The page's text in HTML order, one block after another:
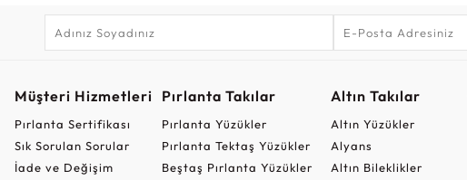
Müşteri Hizmetleri
Pırlanta Sertifikası
Sık Sorulan Sorular
İade ve Değişim
Pırlanta Takılar
Pırlanta Yüzükler
Pırlanta Tektaş Yüzükler
Beştaş Pırlanta Yüzükler
Altın Takılar
Altın Yüzükler
Alyans
Altın Bileklikler